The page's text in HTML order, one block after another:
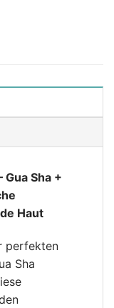
Sha +
Haut
perfekten
Sha